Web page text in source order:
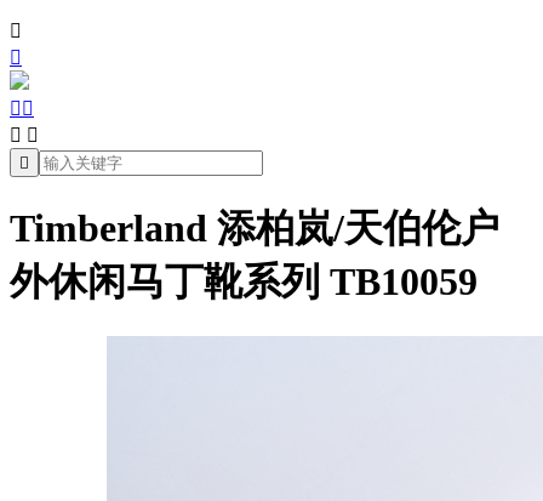


 
 

Timberland 添柏岚/天伯伦户
外休闲马丁靴系列 TB10059